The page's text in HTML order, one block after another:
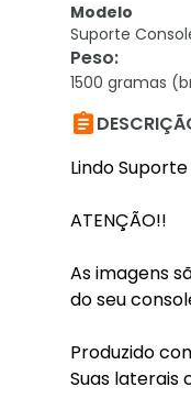
Modelo
Suporte
Peso:
1500 gramas

Lindo
ATENÇÃO!!
As imagens
do seu
Produzido
Suas laterais